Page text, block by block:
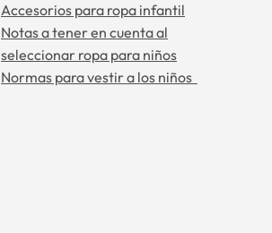
Accesorios para ropa infantil
Notas a tener en cuenta al
seleccionar ropa para niños
Normas para vestir a los niños